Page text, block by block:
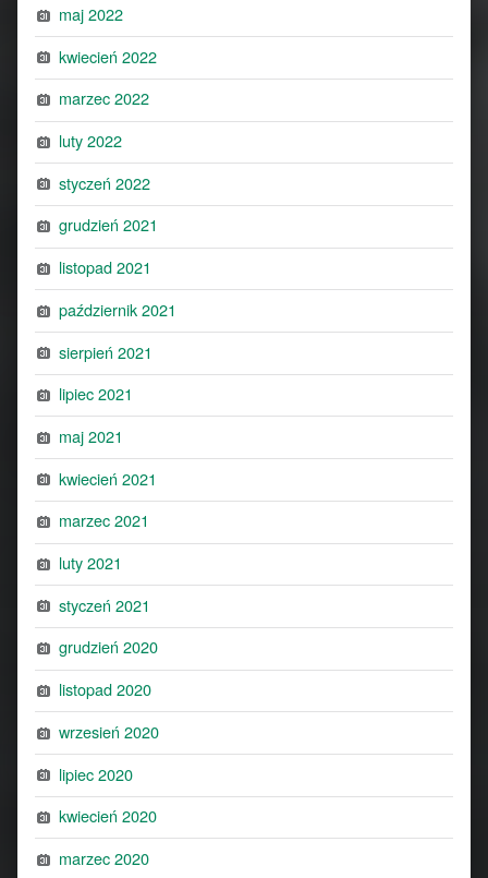
maj 2022
kwiecień 2022
marzec 2022
luty 2022
styczeń 2022
grudzień 2021
listopad 2021
październik 2021
sierpień 2021
lipiec 2021
maj 2021
kwiecień 2021
marzec 2021
luty 2021
styczeń 2021
grudzień 2020
listopad 2020
wrzesień 2020
lipiec 2020
kwiecień 2020
marzec 2020